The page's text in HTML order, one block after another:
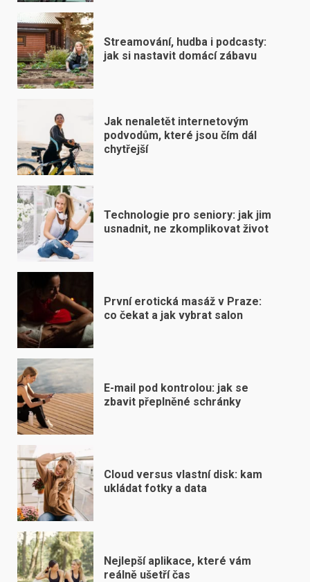
Streamování, hudba i podcasty:
jak si nastavit domácí zábavu
Jak nenaletět internetovým
podvodům, které jsou čím dál
chytřejší
Technologie pro seniory: jak jim
usnadnit, ne zkomplikovat život
První erotická masáž v Praze:
co čekat a jak vybrat salon
E-mail pod kontrolou: jak se
zbavit přeplněné schránky
Cloud versus vlastní disk: kam
ukládat fotky a data
Nejlepší aplikace, které vám
reálně ušetří čas